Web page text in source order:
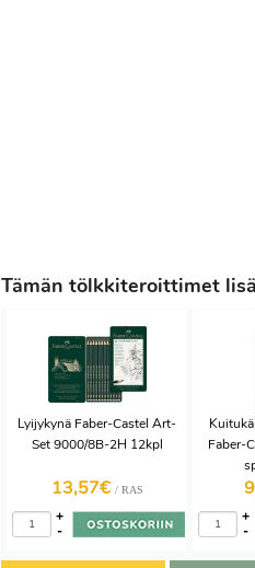
Tämän tölkkiteroittimet
Lyijykynä Faber-Castel Art-
Set 9000/8B-2H 12kpl
13,57€ / RAS
-
+
Faber-
-
+